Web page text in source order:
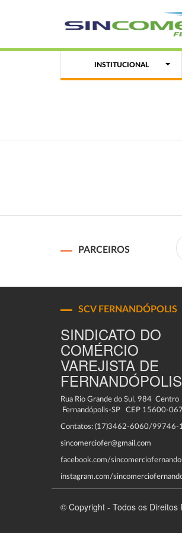
INSTITUCIONAL
PARCEIROS
SCV FERNANDÓPOLIS
SINDICATO DO
COMÉRCIO
VAREJISTA DE
FERNANDÓPOLIS
Rua Rio Grande do Sul, 984 Centro
Fernandópolis-SP CEP 15600-067
Contatos: (17)3462-6060/99746-
sincomerciofer@gmail.com
facebook.com/
instagram.com/
© Copyright - Todos os Direitos